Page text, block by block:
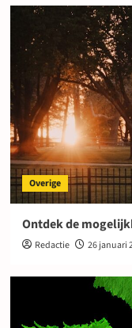
Overige
Ontdek de
Redactie 26 januari